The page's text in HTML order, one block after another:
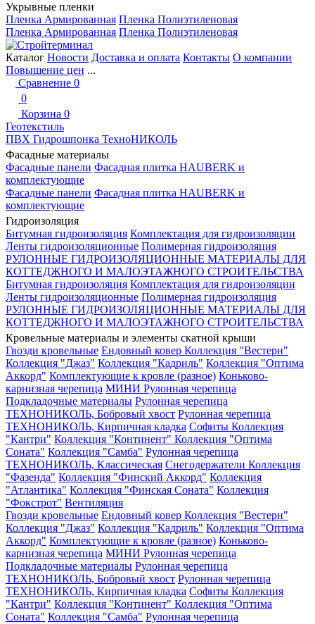
Укрывные пленки
Пленка Армированная Пленка Полиэтиленовая
Пленка Армированная Пленка Полиэтиленовая
Каталог Новости Доставка и оплата Контакты О компании
Повышение цен ...
Сравнение 0
0
Корзина 0
Геотекстиль
ПВХ Гидрошпонка ТехноНИКОЛЬ
Фасадные материалы
Фасадные панели Фасадная плитка HAUBERK и
комплектующие
Фасадные панели Фасадная плитка HAUBERK и
комплектующие
Гидроизоляция
Битумная гидроизоляция Комплектация для гидроизоляции
Ленты гидроизоляционные Полимерная гидроизоляция
РУЛОННЫЕ ГИДРОИЗОЛЯЦИОННЫЕ МАТЕРИАЛЫ ДЛЯ
КОТТЕДЖНОГО И МАЛОЭТАЖНОГО СТРОИТЕЛЬСТВА
Битумная гидроизоляция Комплектация для гидроизоляции
Ленты гидроизоляционные Полимерная гидроизоляция
РУЛОННЫЕ ГИДРОИЗОЛЯЦИОННЫЕ МАТЕРИАЛЫ ДЛЯ
КОТТЕДЖНОГО И МАЛОЭТАЖНОГО СТРОИТЕЛЬСТВА
Кровельные материалы и элементы скатной крыши
Гвозди кровельные Ендовный ковер Коллекция "Вестерн"
Коллекция "Джаз" Коллекция "Кадриль" Коллекция "Оптима
Аккорд" Комплектующие к кровле (разное) Коньково-
карнизная черепица МИНИ Рулонная черепица
Подкладочные материалы Рулонная черепица
ТЕХНОНИКОЛЬ, Бобровый хвост Рулонная черепица
ТЕХНОНИКОЛЬ, Кирпичная кладка Софиты Коллекция
"Кантри" Коллекция "Континент" Коллекция "Оптима
Соната" Коллекция "Самба" Рулонная черепица
ТЕХНОНИКОЛЬ, Классическая Снегодержатели Коллекция
"Фазенда" Коллекция "Финский Аккорд" Коллекция
"Атлантика" Коллекция "Финская Соната" Коллекция
"Фокстрот" Вентиляция
Гвозди кровельные Ендовный ковер Коллекция "Вестерн"
Коллекция "Джаз" Коллекция "Кадриль" Коллекция "Оптима
Аккорд" Комплектующие к кровле (разное) Коньково-
карнизная черепица МИНИ Рулонная черепица
Подкладочные материалы Рулонная черепица
ТЕХНОНИКОЛЬ, Бобровый хвост Рулонная черепица
ТЕХНОНИКОЛЬ, Кирпичная кладка Софиты Коллекция
"Кантри" Коллекция "Континент" Коллекция "Оптима
Соната" Коллекция "Самба" Рулонная черепица